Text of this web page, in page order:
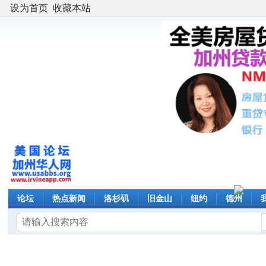
设为首页 收藏本站
论坛 热点新闻 洛杉矶 旧金山 纽约 德州